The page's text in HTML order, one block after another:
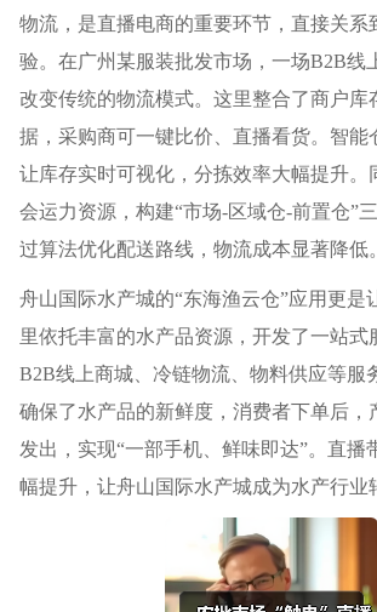
物流，是直播电商的重要环节，直接关系
验。在广州某服装批发市场，一场B2B线
改变传统的物流模式。这里整合了商户库
据，采购商可一键比价、直播看货。智能
让库存实时可视化，分拣效率大幅提升。
会运力资源，构建“市场-区域仓-前置仓”
过算法优化配送路线，物流成本显著降低。
舟山国际水产城的“东海渔云仓”应用更是
里依托丰富的水产品资源，开发了一站式
B2B线上商城、冷链物流、物料供应等服
确保了水产品的新鲜度，消费者下单后，
发出，实现“一部手机、鲜味即达”。直播
幅提升，让舟山国际水产城成为水产行业